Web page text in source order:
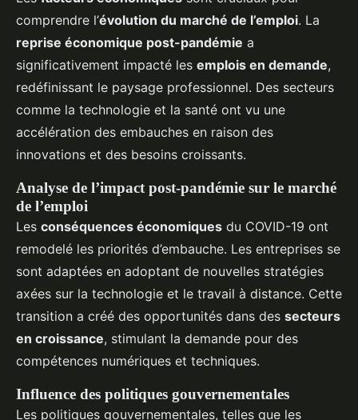
comprendre l’évolution du marché de l’emploi. La
reprise économique post-pandémie a
significativement impacté les emplois en demande,
redéfinissant le paysage professionnel. Des secteurs
comme la technologie et la santé ont vu une
accélération des embauches en raison des
innovations et des besoins croissants.
Analyse de l’impact post-pandémie sur le marché
de l’emploi
Les conséquences économiques du COVID-19 ont
remodelé les priorités d’embauche. Les entreprises se
sont adaptées en adoptant de nouvelles stratégies
axées sur la technologie et le travail à distance. Cette
transition a créé des opportunités dans des secteurs
en croissance, stimulant la demande pour des
compétences numériques et techniques.
Influence des politiques gouvernementales
Les politiques gouvernementales, telles que les